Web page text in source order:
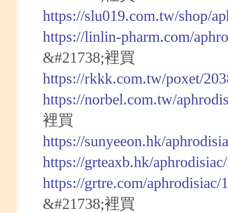
https://slu019.com.tw/shop/
https://linlin-pharm.com/
&#21738;裡買
https://rkkk.com.tw/poxet/
https://norbel.com.tw/
裡買
https://sunyeeon.hk/
https://grteaxb.hk/
https://grtre.com/aphrodisiac/
&#21738;裡買